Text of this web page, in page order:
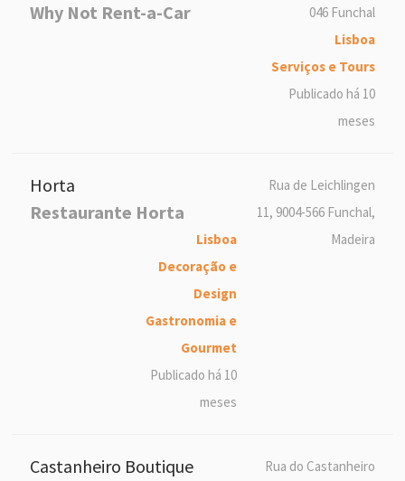
Why Not Rent-a-Car
046 Funchal
Lisboa
Serviços e Tours
Publicado há 10
meses
Horta
Restaurante Horta
Rua de Leichlingen
11, 9004-566 Funchal,
Madeira
Lisboa
Decoração e
Design
Gastronomia e
Gourmet
Publicado há 10
meses
Castanheiro Boutique
Rua do Castanheiro